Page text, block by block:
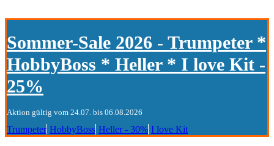
Sommer-Sale 2026 - Trumpeter *
HobbyBoss * Heller * I love Kit -
25%
Aktion gültig vom 24.07. bis 06.08.2026
Trumpeter HobbyBoss Heller - 30% I love Kit